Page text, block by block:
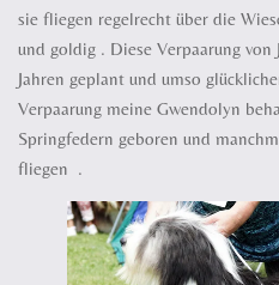
sie fliegen regelrecht über die
und goldig . Diese Verpaarung von
Jahren geplant und umso
Verpaarung meine Gwendolyn
Springfedern geboren und
fliegen .